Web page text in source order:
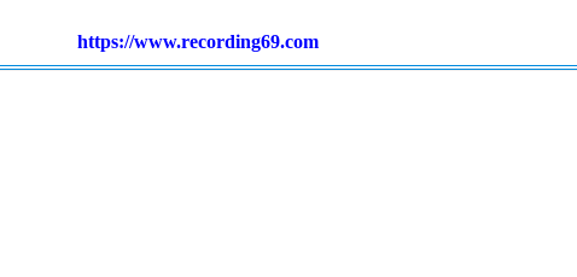
https://www.recording69.com